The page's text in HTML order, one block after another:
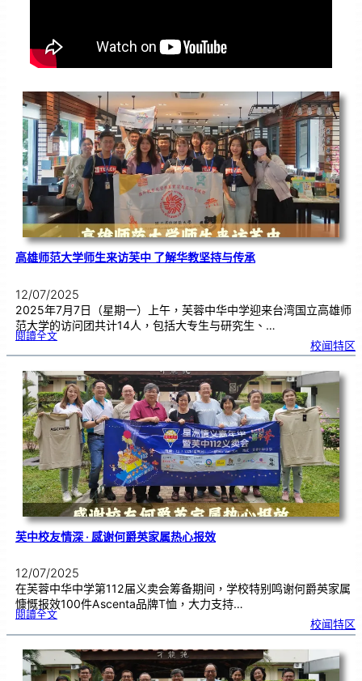
高雄师范大学师生来访芙中 了解华教坚持与传承
12/07/2025
2025年7月7日（星期一）上午，芙蓉中华中学迎来台湾国立高雄师
范大学的访问团共计14人，包括大专生与研究生、…
閱讀全文:高
范
学
师
生
来
访
芙
中
了
解
华
教
坚
持
与
校闻特区
芙中校友情深 · 感谢何爵英家属热心报效
12/07/2025
在芙蓉中华中学第112届义卖会筹备期间，学校特别鸣谢何爵英家属
慷慨报效100件Ascenta品牌T恤，大力支持…
閱讀全文:芙
友
深
·
谢
何
爵
校闻特区